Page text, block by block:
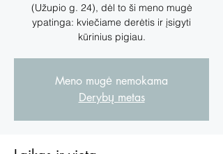
(Užupio g. 24), dėl to ši meno mugė
ypatinga: kviečiame derėtis ir įsigyti
kūrinius pigiau.
Meno mugė nemokama
Derybų metas